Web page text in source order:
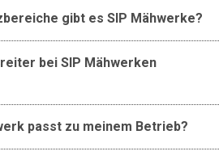
gibt es SIP Mähwerke?
bei SIP Mähwerken
passt zu meinem Betrieb?